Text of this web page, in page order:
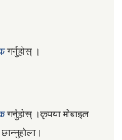
गर्नुहोस् ।
गर्नुहोस् ।कृपया मोबाइल